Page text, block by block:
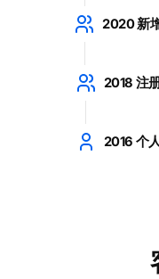
2020 新
2018 注
2016 个